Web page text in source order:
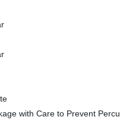
with Care to Prevent Percu